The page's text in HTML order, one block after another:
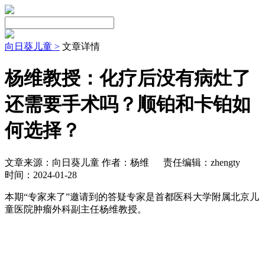
向日葵儿童 > 文章详情
杨维教授：化疗后没有病灶了
还需要手术吗？顺铂和卡铂如
何选择？
文章来源：向日葵儿童 作者：杨维
责任编辑：zhengty
时间：2024-01-28
本期“专家来了”邀请到的答疑专家是首都医科大学附属北京儿
童医院肿瘤外科副主任杨维教授。